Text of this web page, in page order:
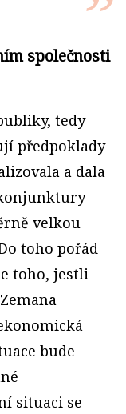
společnosti
tedy
předpoklady
a dala
velkou
toho pořád
toho, jestli
bude
situaci se